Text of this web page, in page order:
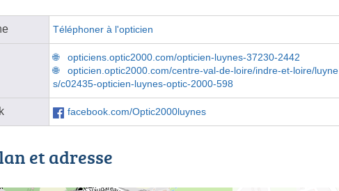
Téléphoner à l'opticien
opticiens.optic2000.com/opticien-luynes-37230-2442
opticien.optic2000.com/centre-val-de-loire/indre-et-loire/luyne
s/c02435-opticien-luynes-optic-2000-598
facebook.com/Optic2000luynes
et adresse